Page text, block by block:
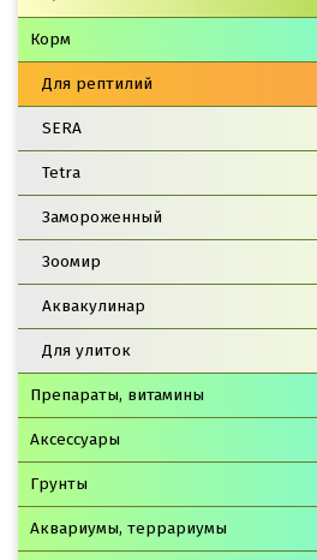
Корм
Для рептилий
SERA
Tetra
Замороженный
Зоомир
Аквакулинар
Для улиток
Препараты, витамины
Аксессуары
Грунты
Аквариумы, террариумы